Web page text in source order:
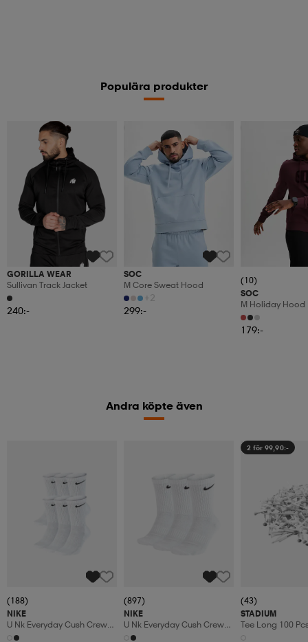
Populära produkter
GORILLA WEAR
Sullivan Track Jacket
240:-
SOC
M Core Sweat Hood
+2
299:-
(10)
SOC
M Holiday Hood
179:-
Andra köpte även
(188)
NIKE
U Nk Everyday Cush Crew
6pr-Bd
(897)
NIKE
U Nk Everyday Cush Crew
3pr
2 för 99,90:-
(43)
STADIUM
Tee Long 100